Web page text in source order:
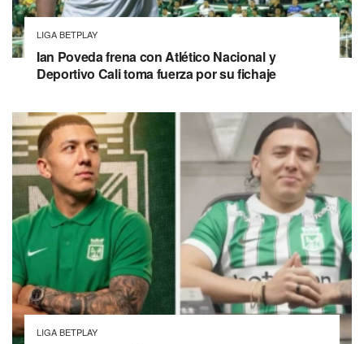
LIGA BETPLAY
Ian Poveda frena con Atlético Nacional y
Deportivo Cali toma fuerza por su fichaje
LIGA BETPLAY